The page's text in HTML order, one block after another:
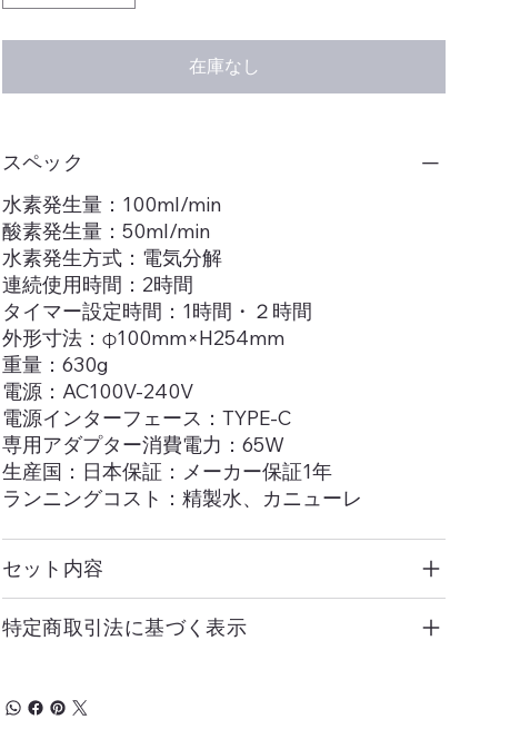
在庫なし
スペック
水素発生量：100ml/min
酸素発生量：50ml/min
水素発生方式：電気分解
連続使用時間：2時間
タイマー設定時間：1時間・２時間
外形寸法：φ100mm×H254mm
重量：630g
電源：AC100V-240V
電源インターフェース：TYPE-C
専用アダプター消費電力：65W
生産国：日本保証：メーカー保証1年
ランニングコスト：精製水、カニューレ
セット内容
特定商取引法に基づく表示